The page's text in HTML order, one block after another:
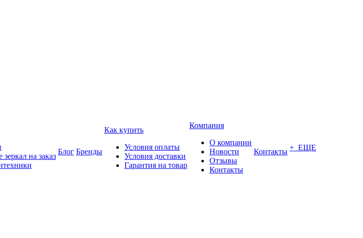
на заказ
Блог Бренды
Как купить
Условия оплаты
Условия доставки
Гарантия на товар
Компания
О компании
Новости
Отзывы
Контакты
Контакты + ЕЩЕ